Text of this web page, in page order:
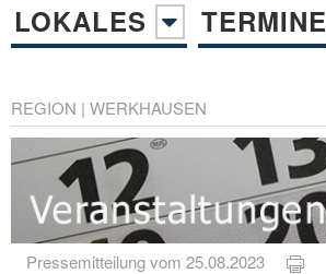
LOKALES
TERMINE
REGION | WERKHAUSEN
Pressemitteilung vom 25.08.2023